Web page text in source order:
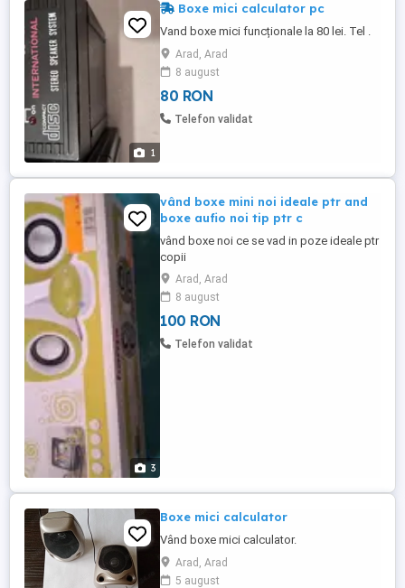
1
Boxe mici calculator pc
Vand boxe mici funcționale la 80 lei. Tel .
Arad, Arad
8 august
80 RON
Telefon validat
3
vând boxe mini noi ideale ptr and
boxe aufio noi tip ptr c
vând boxe noi ce se vad in poze ideale ptr
copii
Arad, Arad
8 august
100 RON
Telefon validat
Boxe mici calculator
Vând boxe mici calculator.
Arad, Arad
5 august